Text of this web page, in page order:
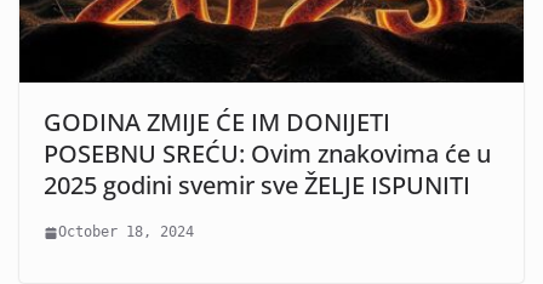
GODINA ZMIJE ĆE IM DONIJETI
POSEBNU SREĆU: Ovim znakovima će u
2025 godini svemir sve ŽELJE ISPUNITI
October 18, 2024